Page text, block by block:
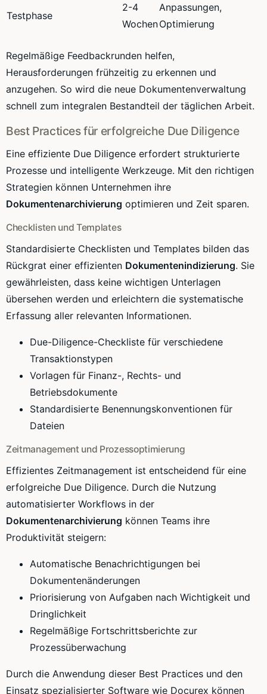
Testphase
2-4
Wochen
Anpassungen,
Optimierung
Regelmäßige Feedbackrunden helfen,
Herausforderungen frühzeitig zu erkennen und
anzugehen. So wird die neue Dokumentenverwaltung
schnell zum integralen Bestandteil der täglichen Arbeit.
Best Practices für erfolgreiche Due Diligence
Eine effiziente Due Diligence erfordert strukturierte
Prozesse und intelligente Werkzeuge. Mit den richtigen
Strategien können Unternehmen ihre
Dokumentenarchivierung optimieren und Zeit sparen.
Checklisten und Templates
Standardisierte Checklisten und Templates bilden das
Rückgrat einer effizienten Dokumentenindizierung. Sie
gewährleisten, dass keine wichtigen Unterlagen
übersehen werden und erleichtern die systematische
Erfassung aller relevanten Informationen.
Due-Diligence-Checkliste für verschiedene
Transaktionstypen
Vorlagen für Finanz-, Rechts- und
Betriebsdokumente
Standardisierte Benennungskonventionen für
Dateien
Zeitmanagement und Prozessoptimierung
Effizientes Zeitmanagement ist entscheidend für eine
erfolgreiche Due Diligence. Durch die Nutzung
automatisierter Workflows in der
Dokumentenarchivierung können Teams ihre
Produktivität steigern:
Automatische Benachrichtigungen bei
Dokumentenänderungen
Priorisierung von Aufgaben nach Wichtigkeit und
Dringlichkeit
Regelmäßige Fortschrittsberichte zur
Prozessüberwachung
Durch die Anwendung dieser Best Practices und den
Einsatz spezialisierter Software wie Docurex können